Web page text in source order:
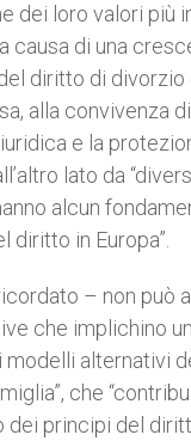
dei loro valori più
causa di una
diritto di divorzio
alla convivenza
e la
lato da
alcun
diritto in Europa”.
– non può
che implichino
modelli alternativi
che
dei principi del